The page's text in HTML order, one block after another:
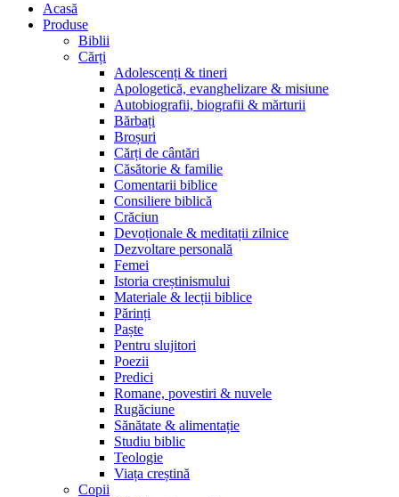
Acasă
Produse
Biblii
Cărți
Adolescenți & tineri
Apologetică, evanghelizare & misiune
Autobiografii, biografii & mărturii
Bărbați
Broșuri
Cărți de cântări
Căsătorie & familie
Comentarii biblice
Consiliere biblică
Crăciun
Devoționale & meditații zilnice
Dezvoltare personală
Femei
Istoria creștinismului
Materiale & lecții biblice
Părinți
Paște
Pentru slujitori
Poezii
Predici
Romane, povestiri & nuvele
Rugăciune
Sănătate & alimentație
Studiu biblic
Teologie
Viața creștină
Copii